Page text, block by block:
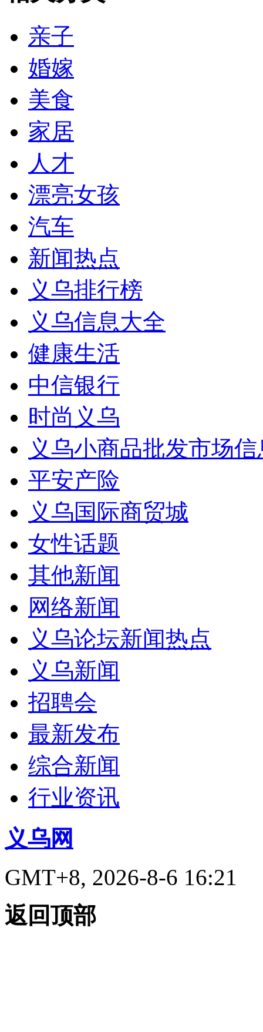
亲子
婚嫁
美食
家居
人才
漂亮女孩
汽车
新闻热点
义乌排行榜
义乌信息大全
健康生活
中信银行
时尚义乌
义乌小商品批发市场
平安产险
义乌国际商贸城
女性话题
其他新闻
网络新闻
义乌论坛新闻热点
义乌新闻
招聘会
最新发布
综合新闻
行业资讯
义乌网
GMT+8, 2026-8-6 16:21
返回顶部